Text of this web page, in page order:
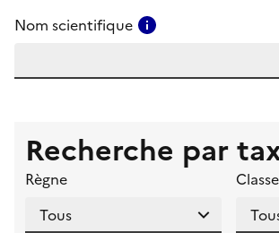
Nom scientifique
Recherche par
Règne Classe